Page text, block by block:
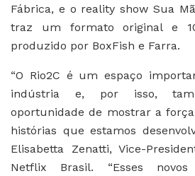
Fábrica, e o reality show Sua
traz um formato original e
produzido por BoxFish e Farra.
“O Rio2C é um espaço
indústria e, por isso,
oportunidade de mostrar a
histórias que estamos
Elisabetta Zenatti, Vice-
Netflix Brasil. “Esses